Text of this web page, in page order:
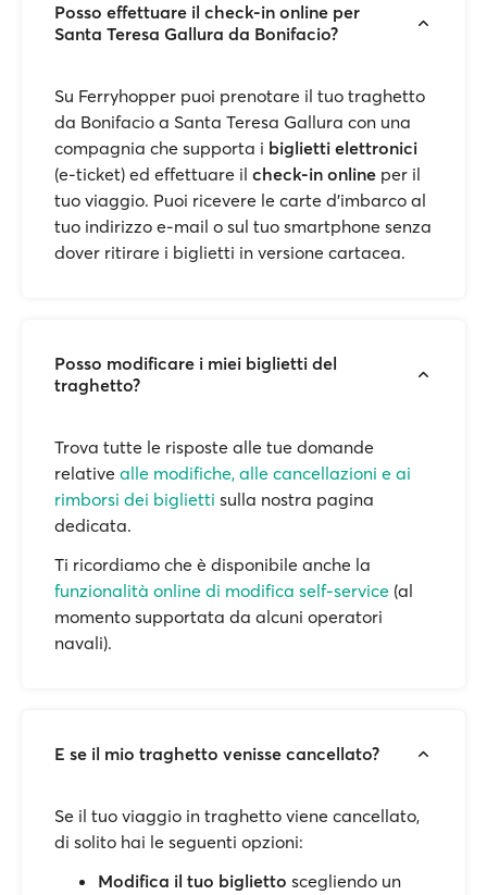
Posso effettuare il check-in online per
Santa Teresa Gallura da Bonifacio?
Su Ferryhopper puoi prenotare il tuo traghetto
da Bonifacio a Santa Teresa Gallura con una
compagnia che supporta i biglietti elettronici
(e-ticket) ed effettuare il check-in online per il
tuo viaggio. Puoi ricevere le carte d'imbarco al
tuo indirizzo e-mail o sul tuo smartphone senza
dover ritirare i biglietti in versione cartacea.
Posso modificare i miei biglietti del
traghetto?
Trova tutte le risposte alle tue domande
relative alle modifiche, alle cancellazioni e ai
rimborsi dei biglietti sulla nostra pagina
dedicata.
Ti ricordiamo che è disponibile anche la
funzionalità online di modifica self-service (al
momento supportata da alcuni operatori
navali).
E se il mio traghetto venisse cancellato?
Se il tuo viaggio in traghetto viene cancellato,
di solito hai le seguenti opzioni:
Modifica il tuo biglietto scegliendo un